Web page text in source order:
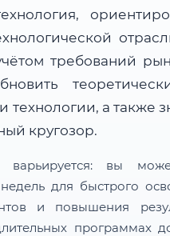
требований
а также
кругозор.
варьируется: вы
для быстрого
и повышения
программах